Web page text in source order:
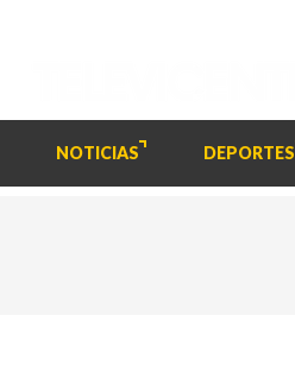
NOTICIAS DEPORTES